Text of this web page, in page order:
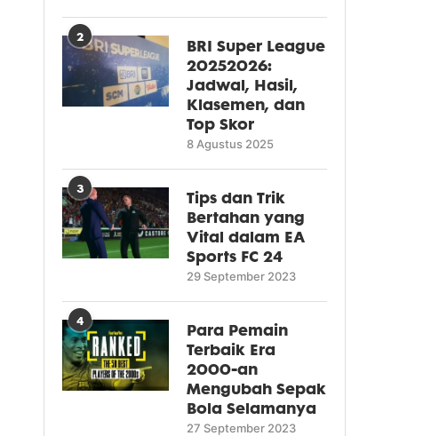
2
BRI Super League
20252026:
Jadwal, Hasil,
Klasemen, dan
Top Skor
8 Agustus 2025
3
Tips dan Trik
Bertahan yang
Vital dalam EA
Sports FC 24
29 September 2023
4
Para Pemain
Terbaik Era
2000-an
Mengubah Sepak
Bola Selamanya
27 September 2023